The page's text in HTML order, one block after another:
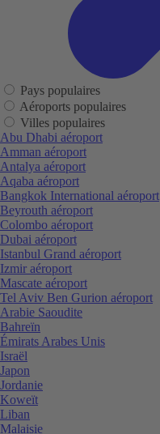
Pays populaires
Aéroports populaires
Villes populaires
Abu Dhabi aéroport
Amman aéroport
Antalya aéroport
Aqaba aéroport
Bangkok International aéroport
Beyrouth aéroport
Colombo aéroport
Dubai aéroport
Istanbul Grand aéroport
Izmir aéroport
Mascate aéroport
Tel Aviv Ben Gurion aéroport
Arabie Saoudite
Bahreïn
Émirats Arabes Unis
Israël
Japon
Jordanie
Koweït
Liban
Malaisie